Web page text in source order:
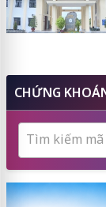
CHỨNG
Tìm kiếm